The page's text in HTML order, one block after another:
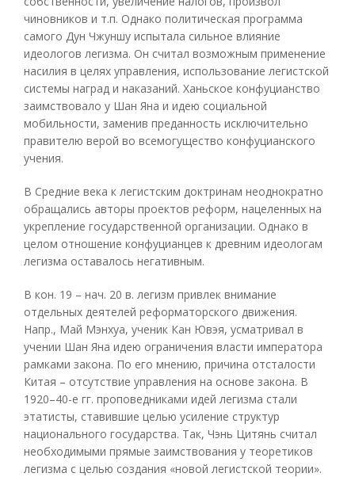
чиновников и т.п. Однако политическая программа
самого Дун Чжуншу испытала сильное влияние
идеологов легизма. Он считал возможным применение
насилия в целях управления, использование легистской
системы наград и наказаний. Ханьское конфуцианство
заимствовало у Шан Яна и идею социальной
мобильности, заменив преданность исключительно
правителю верой во всемогущество конфуцианского
учения.
В Средние века к легистским доктринам неоднократно
обращались авторы проектов реформ, нацеленных на
укрепление государственной организации. Однако в
целом отношение конфуцианцев к древним идеологам
легизма оставалось негативным.
В кон. 19 – нач. 20 в. легизм привлек внимание
отдельных деятелей реформаторского движения.
Напр., Май Мэнхуа, ученик Кан Ювэя, усматривал в
учении Шан Яна идею ограничения власти императора
рамками закона. По его мнению, причина отсталости
Китая – отсутствие управления на основе закона. В
1920–40-е гг. проповедниками идей легизма стали
этатисты, ставившие целью усиление структур
национального государства. Так, Чэнь Цитянь считал
необходимыми прямые заимствования у теоретиков
легизма с целью создания «новой легистской теории».